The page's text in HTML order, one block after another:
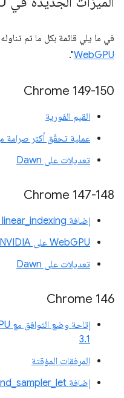
في ما يلي قائمة بكل ما تم
WebGPU
".
Chrome 149-150
القيم الفورية
عملية تحقّق أكثر صرامة
تعديلات على Dawn
Chrome 147-148
إضافة linear_indexing في WGSL
WebGPU على Linux NVIDIA
تعديلات على Dawn
Chrome 146
3.1
المرفقات المؤقتة
إضافة texture_and_sampler_let في WGSL